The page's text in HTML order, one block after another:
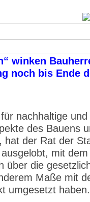
winken
noch bis Ende
nachhaltige und
des Bauens
hat der Rat der
mit
über die
Maße mit
umgesetzt haben.